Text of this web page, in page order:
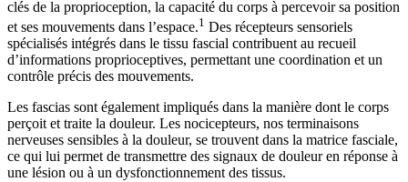
clés de la proprioception, la capacité du corps à percevoir sa position
et ses mouvements dans l’espace.1 Des récepteurs sensoriels
spécialisés intégrés dans le tissu fascial contribuent au recueil
d’informations proprioceptives, permettant une coordination et un
contrôle précis des mouvements.
Les fascias sont également impliqués dans la manière dont le corps
perçoit et traite la douleur. Les nocicepteurs, nos terminaisons
nerveuses sensibles à la douleur, se trouvent dans la matrice fasciale,
ce qui lui permet de transmettre des signaux de douleur en réponse à
une lésion ou à un dysfonctionnement des tissus.